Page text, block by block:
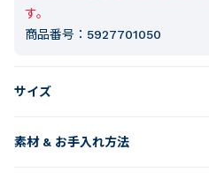
す。
商品番号： 5927701050
サイズ
素材 & お手入れ方法